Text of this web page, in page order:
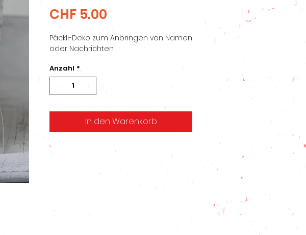
CHF 5.00 Preis
Päckli-Deko zum Anbringen von Namen
oder Nachrichten
Anzahl *
In den Warenkorb